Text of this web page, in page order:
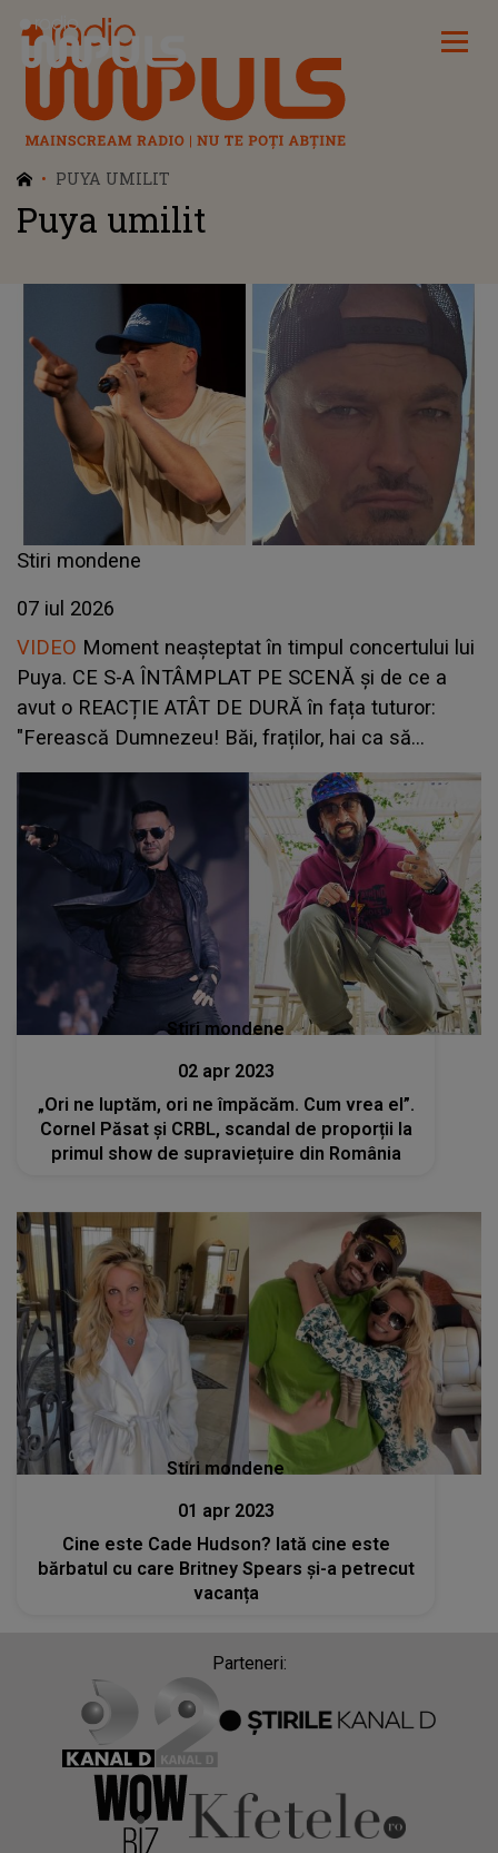
Radio Impuls
PUYA UMILIT
Puya umilit
Stiri mondene
07 iul 2026
VIDEO Moment neașteptat în timpul concertului lui
Puya. CE S-A ÎNTÂMPLAT PE SCENĂ și de ce a
avut o REACȚIE ATÂT DE DURĂ în fața tuturor:
"Ferească Dumnezeu! Băi, fraților, hai ca să
înțelegeți: aici, când se..."
Stiri mondene
02 apr 2023
„Ori ne luptăm, ori ne împăcăm. Cum vrea el”.
Cornel Păsat și CRBL, scandal de proporții la
primul show de supraviețuire din România
Stiri mondene
01 apr 2023
Cine este Cade Hudson? Iată cine este
bărbatul cu care Britney Spears și-a petrecut
vacanța
Parteneri: